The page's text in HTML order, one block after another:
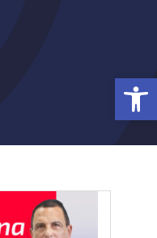
Abrir